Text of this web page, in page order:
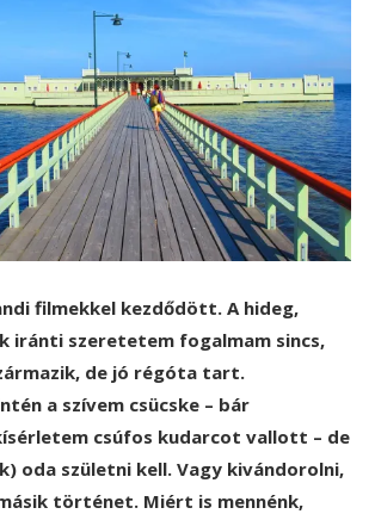
filmekkel kezdődött. A hideg,
iránti szeretetem fogalmam sincs,
de jó régóta tart.
a szívem csücske – bár
csúfos kudarcot vallott – de
oda születni kell. Vagy kivándorolni,
történet. Miért is mennénk,